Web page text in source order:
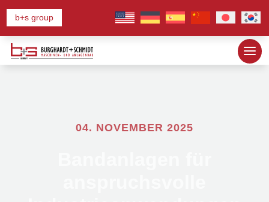
b+s group
04. NOVEMBER 2025